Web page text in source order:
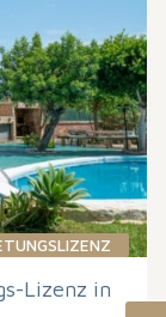
Lizenz in